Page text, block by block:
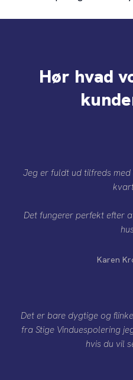
Hør hvad
Jeg er fuldt ud tilfreds
Det fungerer perfekt efter
Karen
Det er bare dygtige og
fra Stige Vinduespolering
hvis du vil